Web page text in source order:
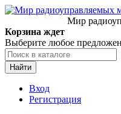
Мир
Корзина ждет
Выберите любое
Найти
Вход
Регистрация